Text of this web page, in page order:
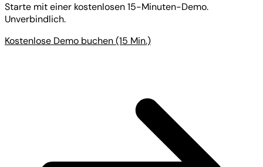
Starte mit einer kostenlosen 15-Minuten-Demo.
Unverbindlich.
Kostenlose Demo buchen (15 Min.)